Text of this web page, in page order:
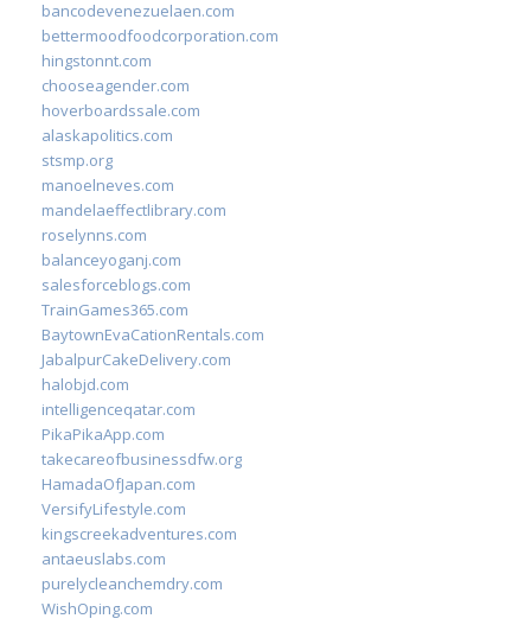
bancodevenezuelaen.com
bettermoodfoodcorporation.com
hingstonnt.com
chooseagender.com
hoverboardssale.com
alaskapolitics.com
stsmp.org
manoelneves.com
mandelaeffectlibrary.com
roselynns.com
balanceyoganj.com
salesforceblogs.com
TrainGames365.com
BaytownEvaCationRentals.com
JabalpurCakeDelivery.com
halobjd.com
intelligenceqatar.com
PikaPikaApp.com
takecareofbusinessdfw.org
HamadaOfJapan.com
VersifyLifestyle.com
kingscreekadventures.com
antaeuslabs.com
purelycleanchemdry.com
WishOping.com